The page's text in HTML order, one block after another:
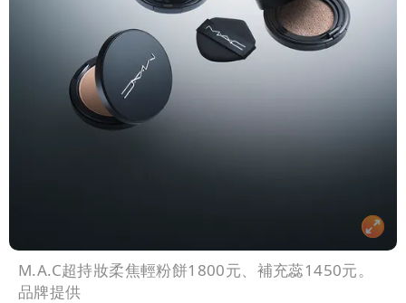
M.A.C超持妝柔焦輕粉餅1800元、補充蕊1450元。
品牌提供